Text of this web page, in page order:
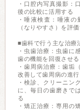
・口腔内写真撮影：
後の比較に活用する
・唾液検査：唾液
（なりやすさ）を評
■歯科で行う主な治療
・虫歯治療：虫歯に
歯の機能を回復させる
・歯周病治療：歯垢
改善して歯周病の進
・検診、クリーニン
に、毎日の歯磨きで
る
・矯正治療：専用の